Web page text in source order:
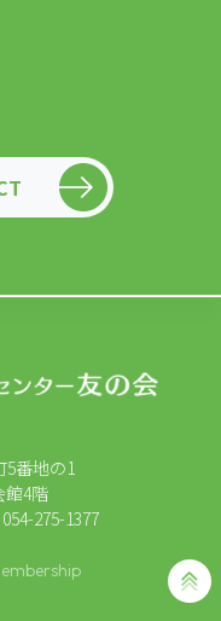
5番地の1
館4階
275-1377